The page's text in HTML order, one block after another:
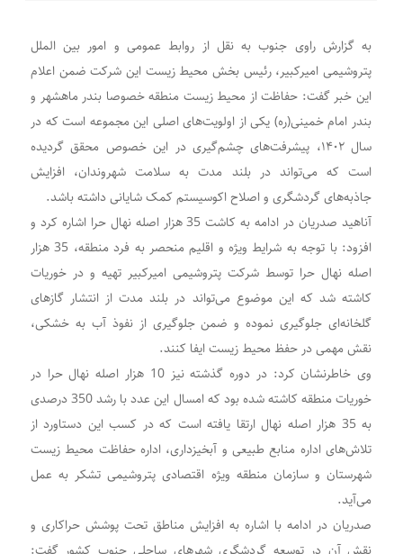
به گزارش راوی جنوب به نقل از روابط عمومی و امور بین الملل
پتروشیمی امیرکبیر، رئیس بخش محیط زیست این شرکت ضمن اعلام
این خبر گفت: حفاظت از محیط زیست منطقه خصوصا بندر ماهشهر و
بندر امام خمینی(ره) یکی از اولویت‌های اصلی این مجموعه است که در
سال ۱۴۰۲، پیشرفت‌های چشم‌گیری در این خصوص محقق گردیده
است که می‌تواند در بلند مدت به سلامت شهروندان، افزایش
جاذبه‌های گردشگری و اصلاح اکوسیستم کمک شایانی داشته باشد.
آناهید صدریان در ادامه به کاشت 35 هزار اصله نهال حرا اشاره کرد و
افزود: با توجه به شرایط ویژه و اقلیم منحصر به فرد منطقه، 35 هزار
اصله نهال حرا توسط شرکت پتروشیمی امیرکبیر تهیه و در خوریات
کاشته شد که این موضوع می‌تواند در بلند مدت از انتشار گازهای
گلخانه‌ای جلوگیری نموده و ضمن جلوگیری از نفوذ آب به خشکی،
نقش مهمی در حفظ محیط زیست ایفا کنند.
وی خاطرنشان کرد: در دوره گذشته نیز 10 هزار اصله نهال حرا در
خوریات منطقه کاشته شده بود که امسال این عدد با رشد 350 درصدی
به 35 هزار اصله نهال ارتقا یافته است که در کسب این دستاورد از
تلاش‌های اداره منابع طبیعی و آبخیزداری، اداره حفاظت محیط زیست
شهرستان و سازمان منطقه ویژه اقتصادی پتروشیمی تشکر به عمل
می‌آید.
صدریان در ادامه با اشاره به افزایش مناطق تحت پوشش حراکاری و